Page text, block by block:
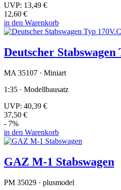
UVP: 13,49 €
12,60 €
in den Warenkorb
Deutscher
MA 35107 · Miniart
1:35 · Modellbausatz
UVP: 40,39 €
37,50 €
- 7%
in den Warenkorb
GAZ M-1 Stabswagen
PM 35029 · plusmodel